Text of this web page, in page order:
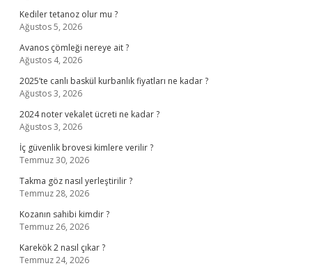
Kediler tetanoz olur mu ?
Ağustos 5, 2026
Avanos çömleği nereye ait ?
Ağustos 4, 2026
2025’te canlı baskül kurbanlık fiyatları ne kadar ?
Ağustos 3, 2026
2024 noter vekalet ücreti ne kadar ?
Ağustos 3, 2026
İç güvenlik brovesi kimlere verilir ?
Temmuz 30, 2026
Takma göz nasıl yerleştirilir ?
Temmuz 28, 2026
Kozanın sahibi kimdir ?
Temmuz 26, 2026
Karekök 2 nasıl çıkar ?
Temmuz 24, 2026